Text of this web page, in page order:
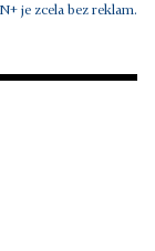
je zcela bez reklam.